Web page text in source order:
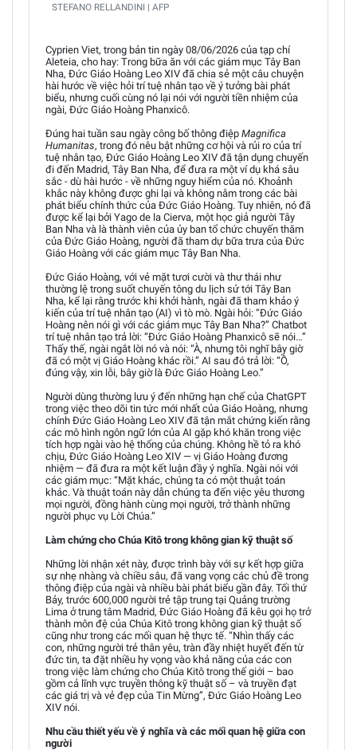
STEFANO RELLANDINI | AFP
Cyprien Viet, trong bản tin ngày 08/06/2026 của tạp chí
Aleteia, cho hay: Trong bữa ăn với các giám mục Tây Ban
Nha, Đức Giáo Hoàng Leo XIV đã chia sẻ một câu chuyện
hài hước về việc hỏi trí tuệ nhân tạo về ý tưởng bài phát
biểu, nhưng cuối cùng nó lại nói với người tiền nhiệm của
ngài, Đức Giáo Hoàng Phanxicô.
Đúng hai tuần sau ngày công bố thông điệp Magnifica
Humanitas, trong đó nêu bật những cơ hội và rủi ro của trí
tuệ nhân tạo, Đức Giáo Hoàng Leo XIV đã tận dụng chuyến
đi đến Madrid, Tây Ban Nha, để đưa ra một ví dụ khá sâu
sắc - dù hài hước - về những nguy hiểm của nó. Khoảnh
khắc này không được ghi lại và không nằm trong các bài
phát biểu chính thức của Đức Giáo Hoàng. Tuy nhiên, nó đã
được kể lại bởi Yago de la Cierva, một học giả người Tây
Ban Nha và là thành viên của ủy ban tổ chức chuyến thăm
của Đức Giáo Hoàng, người đã tham dự bữa trưa của Đức
Giáo Hoàng với các giám mục Tây Ban Nha.
Đức Giáo Hoàng, với vẻ mặt tươi cười và thư thái như
thường lệ trong suốt chuyến tông du lịch sử tới Tây Ban
Nha, kể lại rằng trước khi khởi hành, ngài đã tham khảo ý
kiến của trí tuệ nhân tạo (AI) vì tò mò. Ngài hỏi: “Đức Giáo
Hoàng nên nói gì với các giám mục Tây Ban Nha?” Chatbot
trí tuệ nhân tạo trả lời: “Đức Giáo Hoàng Phanxicô sẽ nói…”
Thấy thế, ngài ngắt lời nó và nói: “À, nhưng tôi nghĩ bây giờ
đã có một vị Giáo Hoàng khác rồi.” AI sau đó trả lời: “Ồ,
đúng vậy, xin lỗi, bây giờ là Đức Giáo Hoàng Leo.”
Người dùng thường lưu ý đến những hạn chế của ChatGPT
trong việc theo dõi tin tức mới nhất của Giáo Hoàng, nhưng
chính Đức Giáo Hoàng Leo XIV đã tận mắt chứng kiến rằng
các mô hình ngôn ngữ lớn của AI gặp khó khăn trong việc
tích hợp ngài vào hệ thống của chúng. Không hề tỏ ra khó
chịu, Đức Giáo Hoàng Leo XIV — vị Giáo Hoàng đương
nhiệm — đã đưa ra một kết luận đầy ý nghĩa. Ngài nói với
các giám mục: “Mặt khác, chúng ta có một thuật toán
khác. Và thuật toán này dẫn chúng ta đến việc yêu thương
mọi người, đồng hành cùng mọi người, trở thành những
người phục vụ Lời Chúa.”
Làm chứng cho Chúa Kitô trong không gian kỹ thuật số
Những lời nhận xét này, được trình bày với sự kết hợp giữa
sự nhẹ nhàng và chiều sâu, đã vang vọng các chủ đề trong
thông điệp của ngài và nhiều bài phát biểu gần đây. Tối thứ
Bảy, trước 600,000 người trẻ tập trung tại Quảng trường
Lima ở trung tâm Madrid, Đức Giáo Hoàng đã kêu gọi họ trở
thành môn đệ của Chúa Kitô trong không gian kỹ thuật số
cũng như trong các mối quan hệ thực tế. “Nhìn thấy các
con, những người trẻ thân yêu, tràn đầy nhiệt huyết đến từ
đức tin, ta đặt nhiều hy vọng vào khả năng của các con
trong việc làm chứng cho Chúa Kitô trong thế giới – bao
gồm cả lĩnh vực truyền thông kỹ thuật số – và truyền đạt
các giá trị và vẻ đẹp của Tin Mừng”, Đức Giáo Hoàng Leo
XIV nói.
Nhu cầu thiết yếu về ý nghĩa và các mối quan hệ giữa con
người